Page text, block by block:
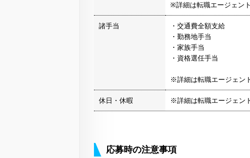
※詳細は転職エージェン
諸手当
・交通費全額支給
・勤務地手当
・家族手当
・資格選任手当
※詳細は転職エージェン
休日・休暇 ※詳細は転職エージェン
応募時の注意事項